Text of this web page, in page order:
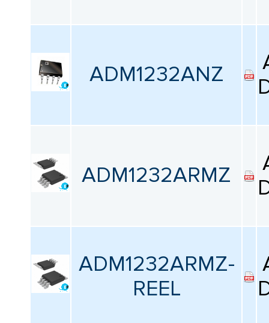
ADM1232ANZ
ADM1232ARMZ
ADM1232ARMZ-
REEL